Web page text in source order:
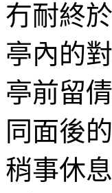
冇耐終
亭內的
亭前留
同面後
稍事休